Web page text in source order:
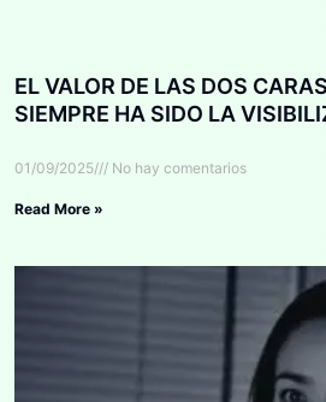
EL VALOR DE LAS DOS
SIEMPRE HA SIDO LA
01/09/2025 No hay comentarios
Read More »